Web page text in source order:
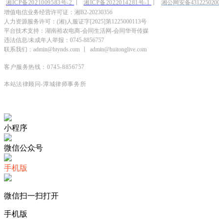
湘ICP备2021009583号-2 湘ICP备2022014281号-1 湘公网安备
增值电信业务经营许可证：湘B2-20230356
人力资源服务许可：(湘)人服证字[2025]第1225000113号
平台技术支持：湖南裕农电商-会同生活网-会同华哥传媒
违法信息/未成年人举报：0745-8856757
联系我们：admin@htynds.com
admin@huitonglive.com
客户服务热线：0745-8856757
本站法律顾问-潭城律师事务所
小程序
微信公众号
手机版
微信扫一扫打开
手机版